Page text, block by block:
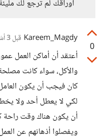
أوراقك لم ترجع لك
0
Kareem_Magdy قبل 3 أشهر
أعتقد أن أماكن العمل
والأكل، سواء كانت
كان فيجب أن يكون
لكي لا يعطل أحد ولا
أن يكون هناك وقت راحة
ويفصلوا أذهانهم عن